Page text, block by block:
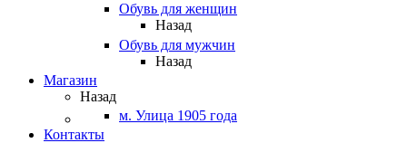
Обувь для женщин
Назад
Обувь для мужчин
Назад
Магазин
Назад
м. Улица 1905 года
Контакты